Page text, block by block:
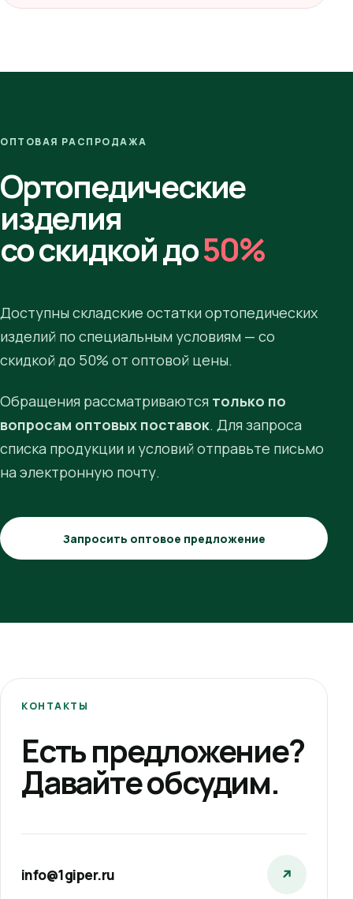
ОПТОВАЯ РАСПРОДАЖА
Ортопедические
изделия
со скидкой до50%
Доступны складские остатки ортопедических
изделий по специальным условиям — со
скидкой до 50% от оптовой цены.
Обращения рассматриваются только по
вопросам оптовых поставок. Для запроса
списка продукции и условий отправьте письмо
на электронную почту.
Запросить оптовое предложение
КОНТАКТЫ
Есть предложение?
Давайте обсудим.
info@1giper.ru ↗